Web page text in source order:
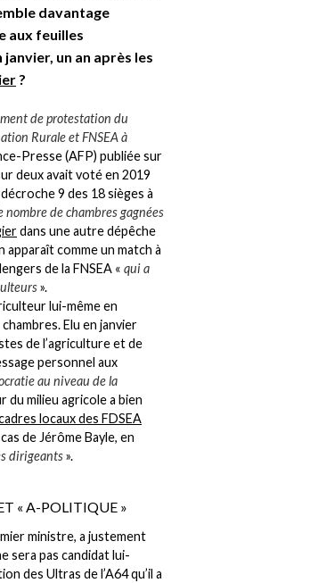
davantage
aux feuilles
un an après les
?
de protestation du
Rurale et FNSEA à
Presse (AFP) publiée sur
deux avait voté en 2019
9 des 18 sièges à
de chambres gagnées
dans une autre dépêche
comme un match à
de la FNSEA « qui a
».
lui-même en
chambres. Elu en janvier
de l’agriculture et de
personnel aux
au niveau de la
du milieu agricole a bien
locaux des FDSEA
de Jérôme Bayle, en
dirigeants».
« A-POLITIQUE »
ministre, a justement
sera pas candidat lui-
des Ultras de l’A64 qu’il a